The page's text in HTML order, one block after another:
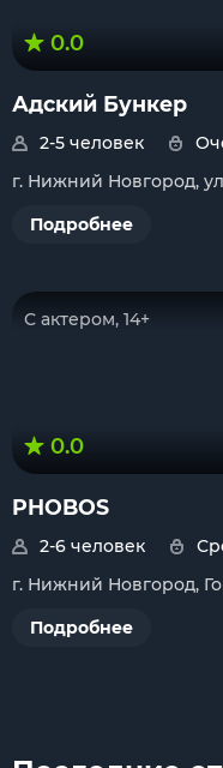
0.0
Адский Бункер
2-5 человек
г. Нижний Новгород,
Подробнее
С актером, 14+
0.0
PHOBOS
2-6 человек
г. Нижний Новгород,
Подробнее